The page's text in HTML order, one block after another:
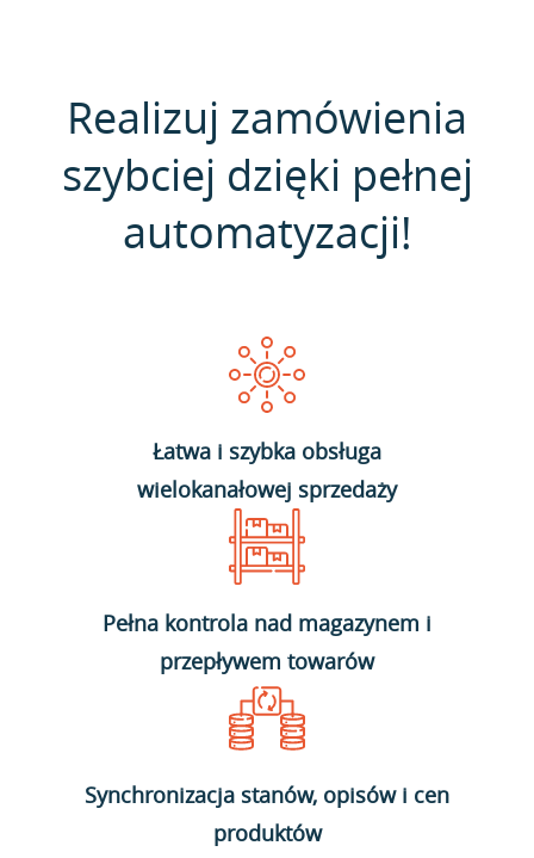
Realizuj zamówienia
szybciej dzięki pełnej
automatyzacji!
Łatwa i szybka obsługa
wielokanałowej sprzedaży
Pełna kontrola nad magazynem i
przepływem towarów
Synchronizacja stanów, opisów i cen
produktów